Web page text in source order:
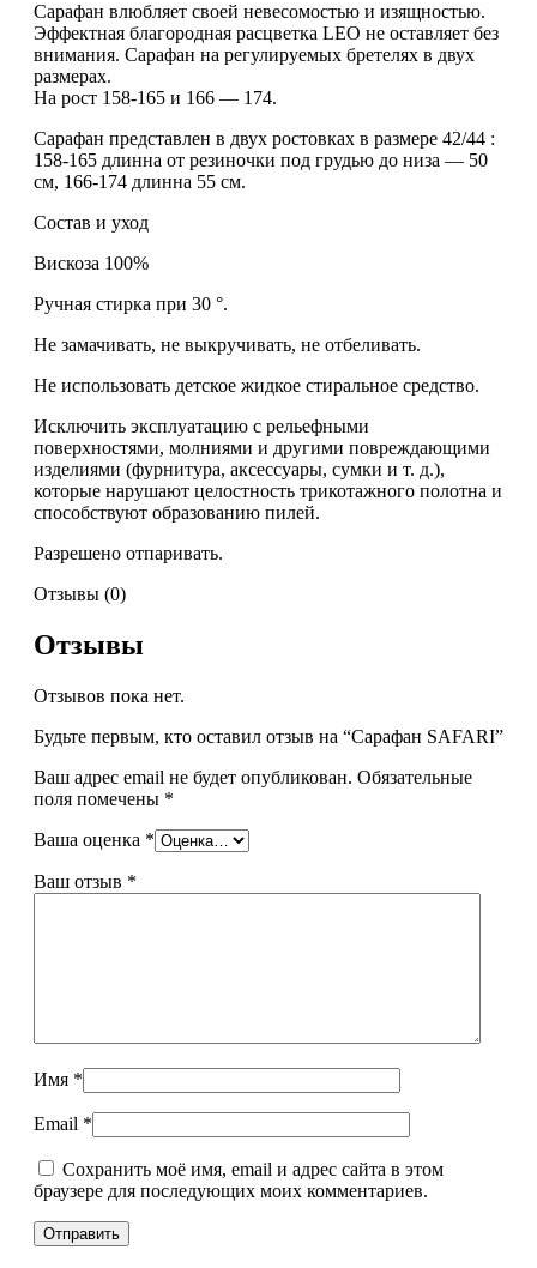
Сарафан влюбляет своей невесомостью и изящностью.
Эффектная благородная расцветка LEO не оставляет без
внимания. Сарафан на регулируемых бретелях в двух
размерах.
На рост 158-165 и 166 — 174.
Сарафан представлен в двух ростовках в размере 42/44 :
158-165 длинна от резиночки под грудью до низа — 50
см, 166-174 длинна 55 см.
Состав и уход
Вискоза 100%
Ручная стирка при 30 °.
Не замачивать, не выкручивать, не отбеливать.
Не использовать детское жидкое стиральное средство.
Исключить эксплуатацию с рельефными
поверхностями, молниями и другими повреждающими
изделиями (фурнитура, аксессуары, сумки и т. д.),
которые нарушают целостность трикотажного полотна и
способствуют образованию пилей.
Разрешено отпаривать.
Отзывы (0)
Отзывы
Отзывов пока нет.
Будьте первым, кто оставил отзыв на “Сарафан SAFARI”
Ваш адрес email не будет опубликован. Обязательные
поля помечены *
Ваша оценка *
Ваш отзыв *
Имя *
Email *
Сохранить моё имя, email и адрес сайта в этом
браузере для последующих моих комментариев.